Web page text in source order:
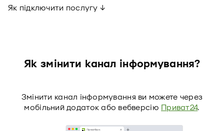
Як підключити послугу ↓
Як змінити канал інформування?
Змінити канал інформування ви можете через
мобільний додаток або вебверсію Приват24.